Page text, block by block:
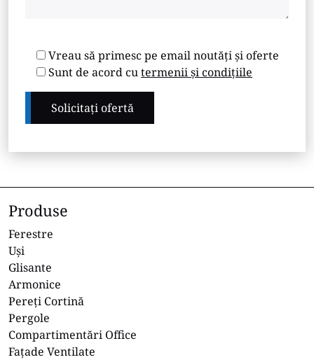
Vreau să primesc pe email noutăți și oferte
Sunt de acord cutermenii și condițiile
Produse
Ferestre
Uși
Glisante
Armonice
Pereți Cortină
Pergole
Compartimentări Office
Fațade Ventilate